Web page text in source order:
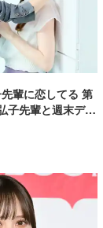
先輩に恋してる 第
子先輩と週末デー